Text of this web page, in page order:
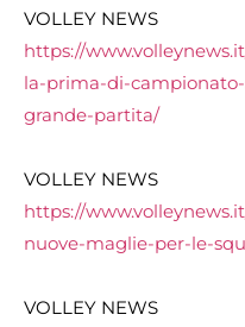
VOLLEY NEWS
https://
la-prima-di-campionato-
grande-partita/
VOLLEY NEWS
https://
nuove-maglie-per-le-
VOLLEY NEWS